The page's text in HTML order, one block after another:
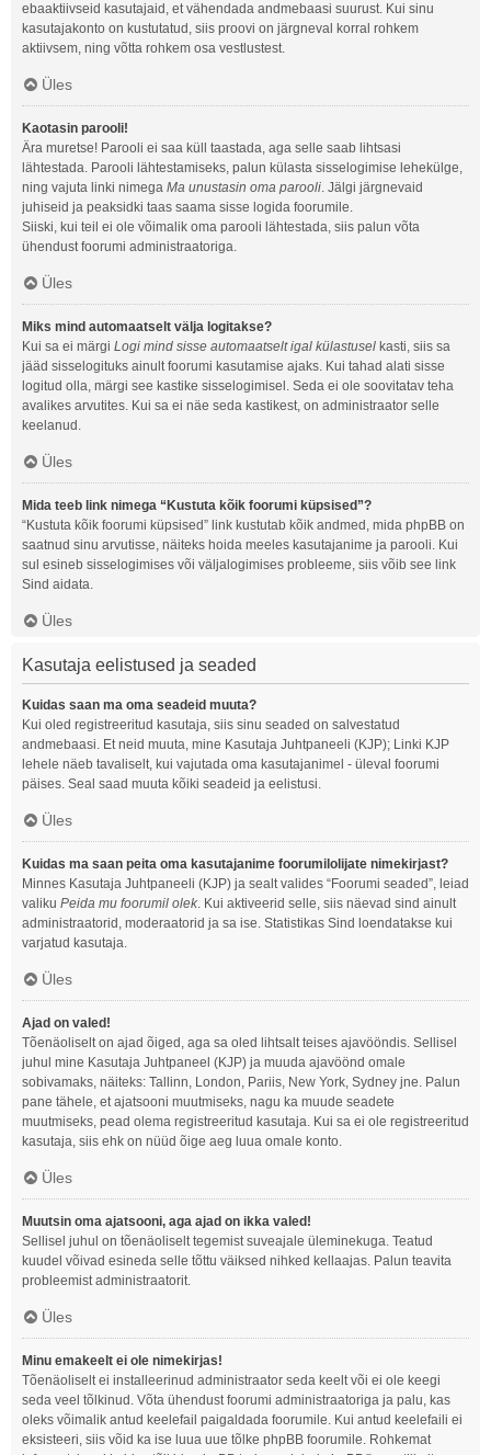
ebaaktiivseid kasutajaid, et vähendada andmebaasi suurust. Kui sinu
kasutajakonto on kustutatud, siis proovi on järgneval korral rohkem
aktiivsem, ning võtta rohkem osa vestlustest.
Üles
Kaotasin parooli!
Ära muretse! Parooli ei saa küll taastada, aga selle saab lihtsasi
lähtestada. Parooli lähtestamiseks, palun külasta sisselogimise lehekülge,
ning vajuta linki nimega Ma unustasin oma parooli. Jälgi järgnevaid
juhiseid ja peaksidki taas saama sisse logida foorumile.
Siiski, kui teil ei ole võimalik oma parooli lähtestada, siis palun võta
ühendust foorumi administraatoriga.
Üles
Miks mind automaatselt välja logitakse?
Kui sa ei märgi Logi mind sisse automaatselt igal külastusel kasti, siis sa
jääd sisselogituks ainult foorumi kasutamise ajaks. Kui tahad alati sisse
logitud olla, märgi see kastike sisselogimisel. Seda ei ole soovitatav teha
avalikes arvutites. Kui sa ei näe seda kastikest, on administraator selle
keelanud.
Üles
Mida teeb link nimega “Kustuta kõik foorumi küpsised”?
“Kustuta kõik foorumi küpsised” link kustutab kõik andmed, mida phpBB on
saatnud sinu arvutisse, näiteks hoida meeles kasutajanime ja parooli. Kui
sul esineb sisselogimises või väljalogimises probleeme, siis võib see link
Sind aidata.
Üles
Kasutaja eelistused ja seaded
Kuidas saan ma oma seadeid muuta?
Kui oled registreeritud kasutaja, siis sinu seaded on salvestatud
andmebaasi. Et neid muuta, mine Kasutaja Juhtpaneeli (KJP); Linki KJP
lehele näeb tavaliselt, kui vajutada oma kasutajanimel - üleval foorumi
päises. Seal saad muuta kõiki seadeid ja eelistusi.
Üles
Kuidas ma saan peita oma kasutajanime foorumilolijate nimekirjast?
Minnes Kasutaja Juhtpaneeli (KJP) ja sealt valides “Foorumi seaded”, leiad
valiku Peida mu foorumil olek. Kui aktiveerid selle, siis näevad sind ainult
administraatorid, moderaatorid ja sa ise. Statistikas Sind loendatakse kui
varjatud kasutaja.
Üles
Ajad on valed!
Tõenäoliselt on ajad õiged, aga sa oled lihtsalt teises ajavööndis. Sellisel
juhul mine Kasutaja Juhtpaneel (KJP) ja muuda ajavöönd omale
sobivamaks, näiteks: Tallinn, London, Pariis, New York, Sydney jne. Palun
pane tähele, et ajatsooni muutmiseks, nagu ka muude seadete
muutmiseks, pead olema registreeritud kasutaja. Kui sa ei ole registreeritud
kasutaja, siis ehk on nüüd õige aeg luua omale konto.
Üles
Muutsin oma ajatsooni, aga ajad on ikka valed!
Sellisel juhul on tõenäoliselt tegemist suveajale üleminekuga. Teatud
kuudel võivad esineda selle tõttu väiksed nihked kellaajas. Palun teavita
probleemist administraatorit.
Üles
Minu emakeelt ei ole nimekirjas!
Tõenäoliselt ei installeerinud administraator seda keelt või ei ole keegi
seda veel tõlkinud. Võta ühendust foorumi administraatoriga ja palu, kas
oleks võimalik antud keelefail paigaldada foorumile. Kui antud keelefaili ei
eksisteeri, siis võid ka ise luua uue tõlke phpBB foorumile. Rohkemat